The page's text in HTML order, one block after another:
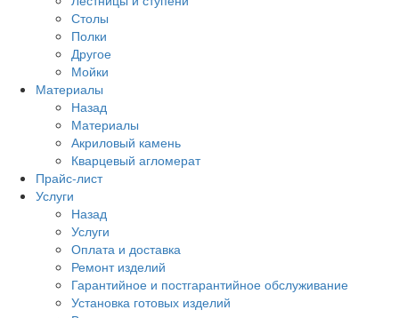
Столы
Полки
Другое
Мойки
Материалы
Назад
Материалы
Акриловый камень
Кварцевый агломерат
Прайс-лист
Услуги
Назад
Услуги
Оплата и доставка
Ремонт изделий
Гарантийное и постгарантийное обслуживание
Установка готовых изделий